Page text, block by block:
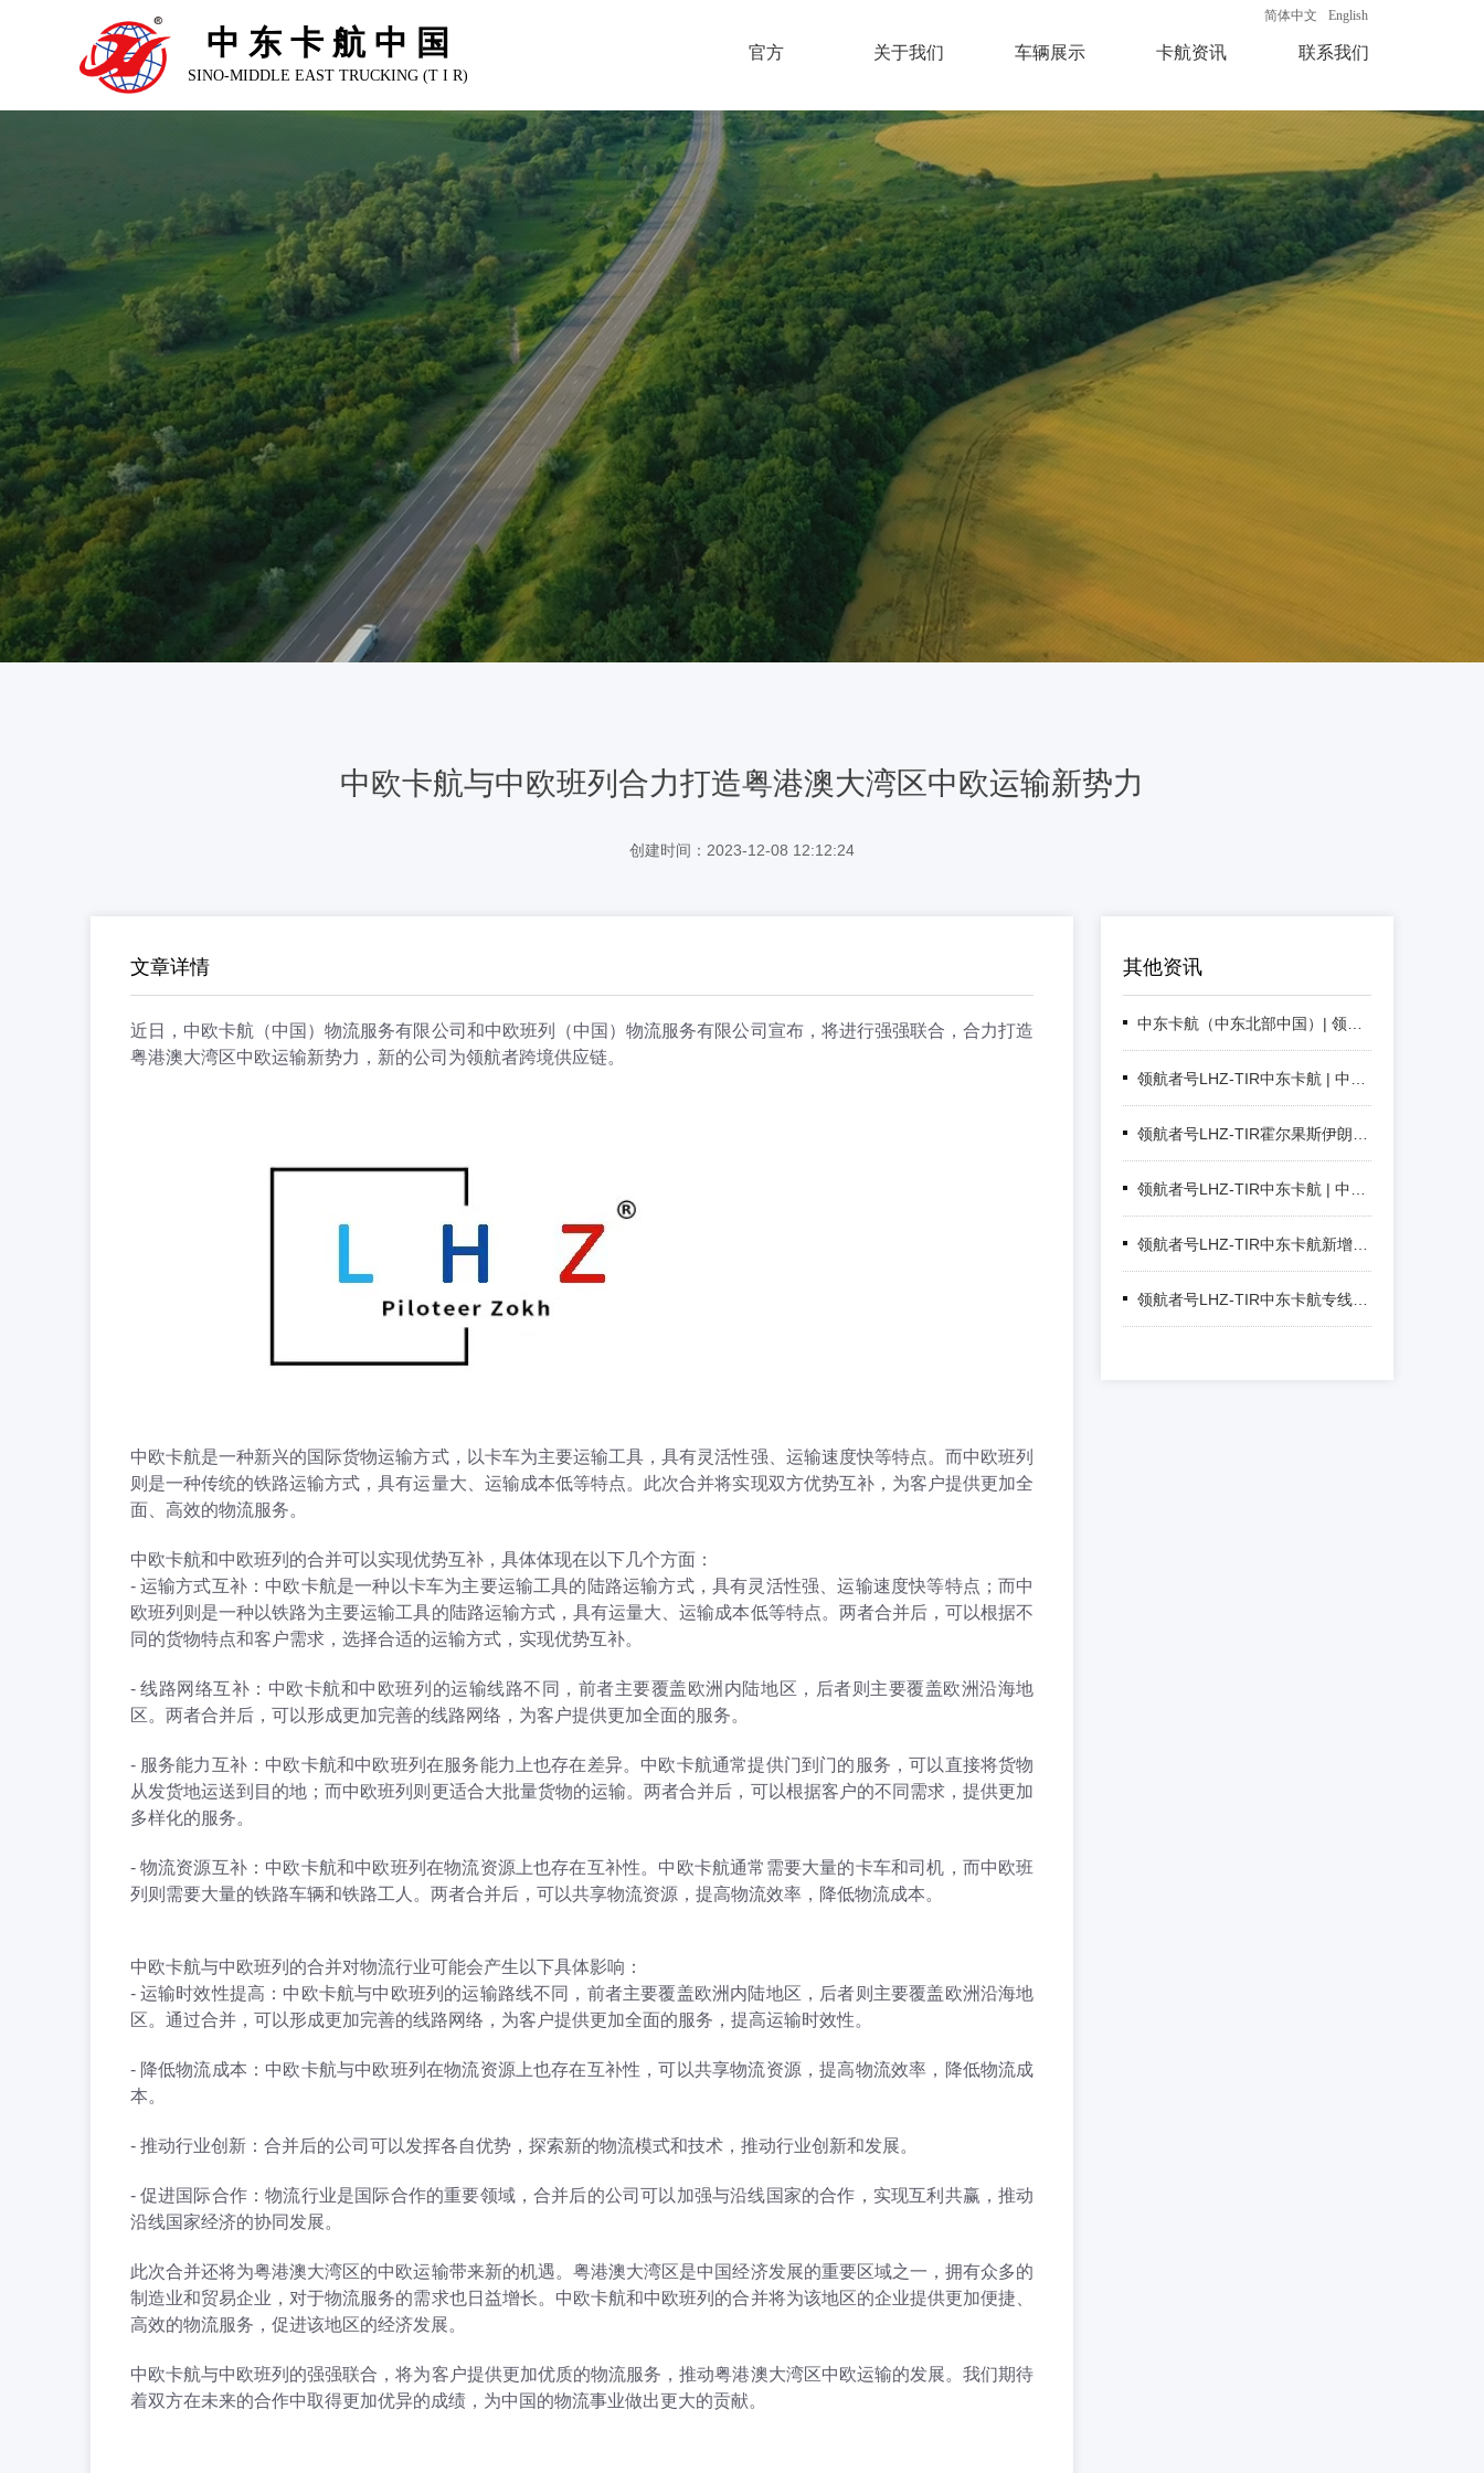
中 东 卡 航 中 国
SINO-MIDDLE EAST TRUCKING (T I R)
官方 关于我们 车辆展示 卡航资讯 联系我们
简体中文 English
中欧卡航与中欧班列合力打造粤港澳大湾区中欧运输新势力
创建时间：2023-12-08 12:12:24
文章详情
近日，中欧卡航（中国）物流服务有限公司和中欧班列（中国）物流服务有限公司宣布，将进行强强联合，合力打造
粤港澳大湾区中欧运输新势力，新的公司为领航者跨境供应链。
中欧卡航是一种新兴的国际货物运输方式，以卡车为主要运输工具，具有灵活性强、运输速度快等特点。而中欧班列
则是一种传统的铁路运输方式，具有运量大、运输成本低等特点。此次合并将实现双方优势互补，为客户提供更加全
面、高效的物流服务。
中欧卡航和中欧班列的合并可以实现优势互补，具体体现在以下几个方面：
- 运输方式互补：中欧卡航是一种以卡车为主要运输工具的陆路运输方式，具有灵活性强、运输速度快等特点；而中
欧班列则是一种以铁路为主要运输工具的陆路运输方式，具有运量大、运输成本低等特点。两者合并后，可以根据不
同的货物特点和客户需求，选择合适的运输方式，实现优势互补。
- 线路网络互补：中欧卡航和中欧班列的运输线路不同，前者主要覆盖欧洲内陆地区，后者则主要覆盖欧洲沿海地
区。两者合并后，可以形成更加完善的线路网络，为客户提供更加全面的服务。
- 服务能力互补：中欧卡航和中欧班列在服务能力上也存在差异。中欧卡航通常提供门到门的服务，可以直接将货物
从发货地运送到目的地；而中欧班列则更适合大批量货物的运输。两者合并后，可以根据客户的不同需求，提供更加
多样化的服务。
- 物流资源互补：中欧卡航和中欧班列在物流资源上也存在互补性。中欧卡航通常需要大量的卡车和司机，而中欧班
列则需要大量的铁路车辆和铁路工人。两者合并后，可以共享物流资源，提高物流效率，降低物流成本。
中欧卡航与中欧班列的合并对物流行业可能会产生以下具体影响：
- 运输时效性提高：中欧卡航与中欧班列的运输路线不同，前者主要覆盖欧洲内陆地区，后者则主要覆盖欧洲沿海地
区。通过合并，可以形成更加完善的线路网络，为客户提供更加全面的服务，提高运输时效性。
- 降低物流成本：中欧卡航与中欧班列在物流资源上也存在互补性，可以共享物流资源，提高物流效率，降低物流成
本。
- 推动行业创新：合并后的公司可以发挥各自优势，探索新的物流模式和技术，推动行业创新和发展。
- 促进国际合作：物流行业是国际合作的重要领域，合并后的公司可以加强与沿线国家的合作，实现互利共赢，推动
沿线国家经济的协同发展。
此次合并还将为粤港澳大湾区的中欧运输带来新的机遇。粤港澳大湾区是中国经济发展的重要区域之一，拥有众多的
制造业和贸易企业，对于物流服务的需求也日益增长。中欧卡航和中欧班列的合并将为该地区的企业提供更加便捷、
高效的物流服务，促进该地区的经济发展。
中欧卡航与中欧班列的强强联合，将为客户提供更加优质的物流服务，推动粤港澳大湾区中欧运输的发展。我们期待
着双方在未来的合作中取得更加优异的成绩，为中国的物流事业做出更大的贡献。
其他资讯
中东卡航（中东北部中国）| 领航者号TIR空陆联运走廊 多哈枢纽6国门到门分拨
领航者号LHZ-TIR中东卡航新增300台哈萨克斯坦牌照商品车笼车 专线保障中国至伊朗商品车TIR运输
领航者号LHZ-TIR中东卡航专线：中国至中东全境TIR卡车直达，含目的地进口清关，15-20天，自有1200台车辆